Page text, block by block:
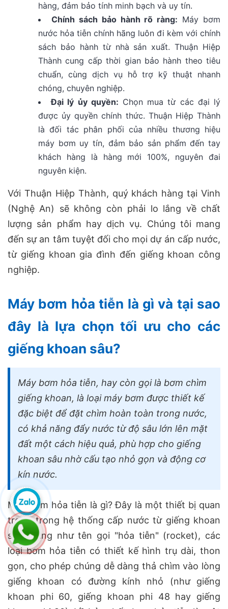
hàng, đảm bảo tính minh bạch và uy tín.
Chính sách bảo hành rõ ràng: Máy bơm
nước hỏa tiễn chính hãng luôn đi kèm với chính
sách bảo hành từ nhà sản xuất. Thuận Hiệp
Thành cung cấp thời gian bảo hành theo tiêu
chuẩn, cùng dịch vụ hỗ trợ kỹ thuật nhanh
chóng, chuyên nghiệp.
Đại lý ủy quyền: Chọn mua từ các đại lý
được ủy quyền chính thức. Thuận Hiệp Thành
là đối tác phân phối của nhiều thương hiệu
máy bơm uy tín, đảm bảo sản phẩm đến tay
khách hàng là hàng mới 100%, nguyên đai
nguyên kiện.
Với Thuận Hiệp Thành, quý khách hàng tại Vinh
(Nghệ An) sẽ không còn phải lo lắng về chất
lượng sản phẩm hay dịch vụ. Chúng tôi mang
đến sự an tâm tuyệt đối cho mọi dự án cấp nước,
từ giếng khoan gia đình đến giếng khoan công
nghiệp.
Máy bơm hỏa tiễn là gì và tại sao
đây là lựa chọn tối ưu cho các
giếng khoan sâu?
Máy bơm hỏa tiễn, hay còn gọi là bơm chìm
giếng khoan, là loại máy bơm được thiết kế
đặc biệt để đặt chìm hoàn toàn trong nước,
có khả năng đẩy nước từ độ sâu lớn lên mặt
đất một cách hiệu quả, phù hợp cho giếng
khoan sâu nhờ cấu tạo nhỏ gọn và động cơ
kín nước.
Máy bơm hỏa tiễn là gì? Đây là một thiết bị quan
trọng trong hệ thống cấp nước từ giếng khoan
sâu. Đúng như tên gọi "hỏa tiễn" (rocket), các
loại bơm hỏa tiễn có thiết kế hình trụ dài, thon
gọn, cho phép chúng dễ dàng thả chìm vào lòng
giếng khoan có đường kính nhỏ (như giếng
khoan phi 60, giếng khoan phi 48 hay giếng